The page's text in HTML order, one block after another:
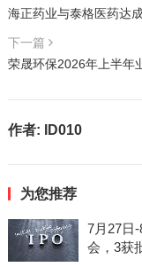
海正药业与泰格医药达
下一篇
荣晟环保2026年上半年
作者: ID010
为您推荐
7月27日
会，3获